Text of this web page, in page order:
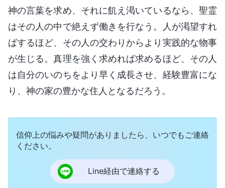
神の言葉を求め、それに飢え渇いているなら、聖霊
はその人の中で絶えず働きを行なう。人が渇望すれ
ばするほど、その人の交わりからより実践的な物事
が生じる。真理を強く求めれば求めるほど、その人
は自分のいのちをより早く成長させ、経験豊富にな
り、神の家の豊かな住人となるだろう。
信仰上の悩みや疑問がありましたら、いつでもご連絡
ください。
Line経由で連絡する